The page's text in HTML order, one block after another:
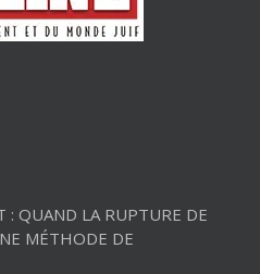
: QUAND LA RUPTURE DE
MÉTHODE DE